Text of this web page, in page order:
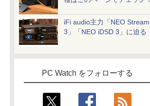
iFi audio主力「NEO Stream
3」「NEO iDSD 3」に迫る
PC Watch をフォローする